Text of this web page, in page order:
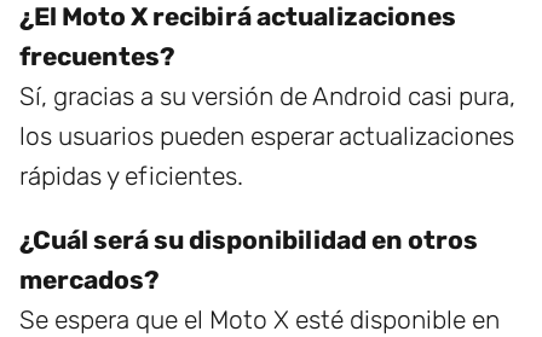
¿El Moto X recibirá actualizaciones
frecuentes?
Sí, gracias a su versión de Android casi pura,
los usuarios pueden esperar actualizaciones
rápidas y eficientes.
¿Cuál será su disponibilidad en otros
mercados?
Se espera que el Moto X esté disponible en